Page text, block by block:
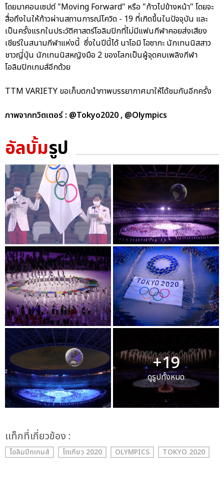
โดยมาคอนเซปต์ "Moving Forward" หรือ "ก้าวไปข้างหน้า" โดยจะ
สื่อถึงในให้ก้าวผ่านสถานการณ์โควิด - 19 ที่เกิดขึ้นในปัจจุบัน และ
เป็นครั้งแรกในประวัติศาสตร์โอลิมปิกที่ไม่มีแฟนกีฬาคอยส่งเสียง
เชียร์ในสนามกีฬาแห่งนี้ ซึ่งในปีนี้ได้ นาโอมิ โอซากะ นักเทนนิสสาว
ชาวญี่ปุ่น นักเทนนิสหญิงมือ 2 ของโลกเป็นผู้จุดคบเพลิงกีฬา
โอลิมปิกเกมส์อีกด้วย
TTM VARIETY ขอเก็บตกนำภาพบรรยากาศมาให้ได้ชมกันอีกครั้ง
ภาพจากทวิตเตอร์ : @Tokyo2020 , @Olympics
อัลบั้มรูป
+19
ดูรูปทั้งหมด
เเท็กที่เกี่ยวข้อง :
โอลิมปิกเกมส์ โตเกียว 2020 OLYMPICS TOKYO 2020